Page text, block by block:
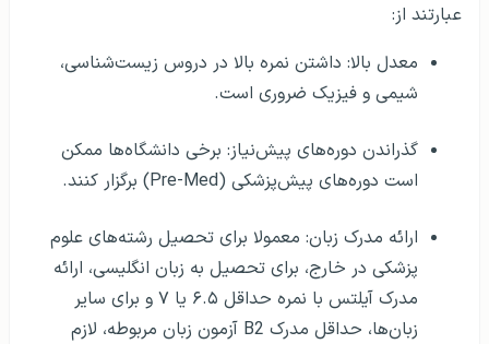
عبارتند از:
معدل بالا: داشتن نمره بالا در دروس زیست‌شناسی،
شیمی و فیزیک ضروری است.
گذراندن دوره‌های پیش‌نیاز: برخی دانشگاه‌ها ممکن
است دوره‌های پیش‌پزشکی (Pre-Med) برگزار کنند.
ارائه مدرک زبان: معمولا برای تحصیل رشته‌های علوم
پزشکی در خارج، برای تحصیل به زبان انگلیسی، ارائه
مدرک آیلتس با نمره حداقل ۶.۵ یا ۷ و برای سایر
زبان‌ها، حداقل مدرک B2 آزمون زبان مربوطه، لازم